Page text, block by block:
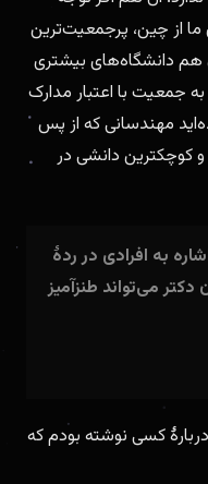
ما از چین، پرجمعیت‌ترین
هم دانشگاه‌های بیشتری
جمعیت با اعتبار مدارک
مهندسانی که از پس
کوچکترین دانشی در
به افرادی در ردۀ
می‌‏تواند طنزآمیز
دربارهٔ کسی نوشته بودم که